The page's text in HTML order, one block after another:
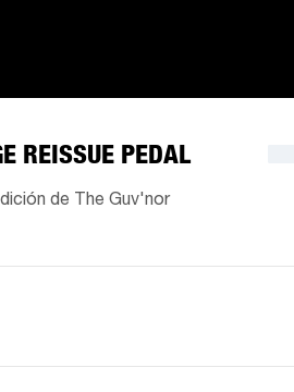
REISSUE PEDAL
de The Guv'nor